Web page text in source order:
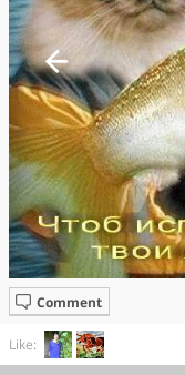
Comment
Like: